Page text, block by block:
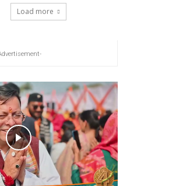
Load more